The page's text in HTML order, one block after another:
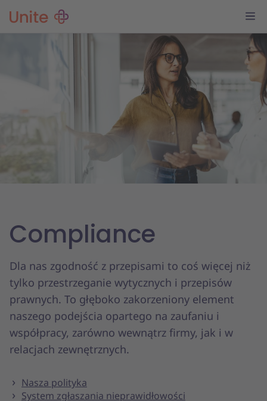
Compliance
Dla nas zgodność z przepisami to coś więcej niż
tylko przestrzeganie wytycznych i przepisów
prawnych. To głęboko zakorzeniony element
naszego podejścia opartego na zaufaniu i
współpracy, zarówno wewnątrz firmy, jak i w
relacjach zewnętrznych.
Nasza polityka
System zgłaszania nieprawidłowości